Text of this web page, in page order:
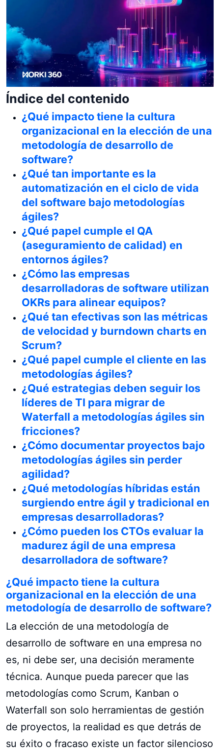
Índice del contenido
¿Qué impacto tiene la cultura
organizacional en la elección de una
metodología de desarrollo de
software?
¿Qué tan importante es la
automatización en el ciclo de vida
del software bajo metodologías
ágiles?
¿Qué papel cumple el QA
(aseguramiento de calidad) en
entornos ágiles?
¿Cómo las empresas
desarrolladoras de software utilizan
OKRs para alinear equipos?
¿Qué tan efectivas son las métricas
de velocidad y burndown charts en
Scrum?
¿Qué papel cumple el cliente en las
metodologías ágiles?
¿Qué estrategias deben seguir los
líderes de TI para migrar de
Waterfall a metodologías ágiles sin
fricciones?
¿Cómo documentar proyectos bajo
metodologías ágiles sin perder
agilidad?
¿Qué metodologías híbridas están
surgiendo entre ágil y tradicional en
empresas desarrolladoras?
¿Cómo pueden los CTOs evaluar la
madurez ágil de una empresa
desarrolladora de software?
¿Qué impacto tiene la cultura
organizacional en la elección de una
metodología de desarrollo de software?
La elección de una metodología de
desarrollo de software en una empresa no
es, ni debe ser, una decisión meramente
técnica. Aunque pueda parecer que las
metodologías como Scrum, Kanban o
Waterfall son solo herramientas de gestión
de proyectos, la realidad es que detrás de
su éxito o fracaso existe un factor silencioso